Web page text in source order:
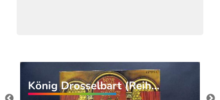
König Drosselbart (Reih…